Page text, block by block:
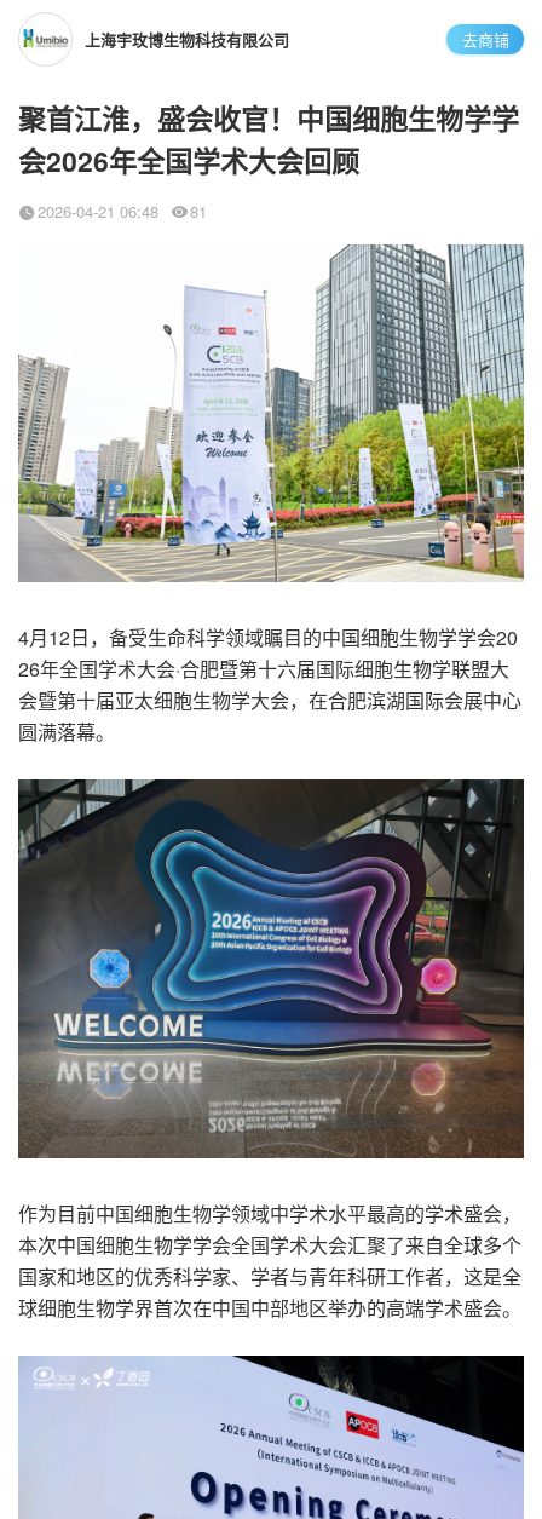
上海宇玫博生物科技有限公司 去商铺
聚首江淮，盛会收官！中国细胞生物学学
会2026年全国学术大会回顾
2026-04-21 06:48 81
4月12日，备受生命科学领域瞩目的中国细胞生物学学会20
26年全国学术大会·合肥暨第十六届国际细胞生物学联盟大
会暨第十届亚太细胞生物学大会，在合肥滨湖国际会展中心
圆满落幕。
作为目前中国细胞生物学领域中学术水平最高的学术盛会，
本次中国细胞生物学学会全国学术大会汇聚了来自全球多个
国家和地区的优秀科学家、学者与青年科研工作者，这是全
球细胞生物学界首次在中国中部地区举办的高端学术盛会。